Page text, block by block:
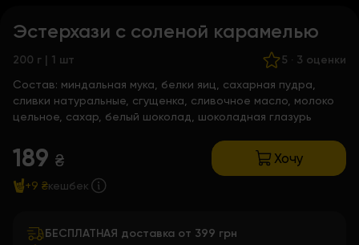
Эстерхази с соленой карамелью
200 г | 1 шт 5 · 3 оценки
Состав: миндальная мука, белки яиц, сахарная пудра,
сливки натуральные, сгущенка, сливочное масло, молоко
цельное, сахар, белый шоколад, шоколадная глазурь
189 ₴ Хочу
+9 ₴кешбек
БЕСПЛАТНАЯ доставка от 399 грн